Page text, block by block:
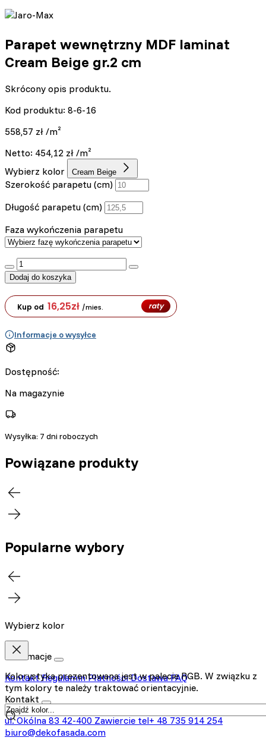
Parapet wewnętrzny MDF laminat
Cream Beige gr.2 cm
Skrócony opis produktu.
Kod produktu: 8-6-16
558,57 zł /m²
Netto: 454,12 zł /m²
Wybierz kolor
Cream Beige
Szerokość parapetu (cm)
Długość parapetu (cm)
Faza wykończenia parapetu
:product_name quantity
Dodaj do koszyka
Kup od 16,25zł /mies. raty
Informacje o wysyłce
Dostępność:
Na magazynie
Wysyłka: 7 dni roboczych
Powiązane produkty
Popularne wybory
Wybierz kolor
Kolorystyka prezentowana jest w palecie RGB. W związku z
tym kolory te należy traktować orientacyjnie.
Informacje
KontaktRegulaminPłatnościDostawaFAQ
Kontakt
ul. Okólna 83 42-400 Zawiercie tel+ 48 735 914 254
biuro@dekofasada.com